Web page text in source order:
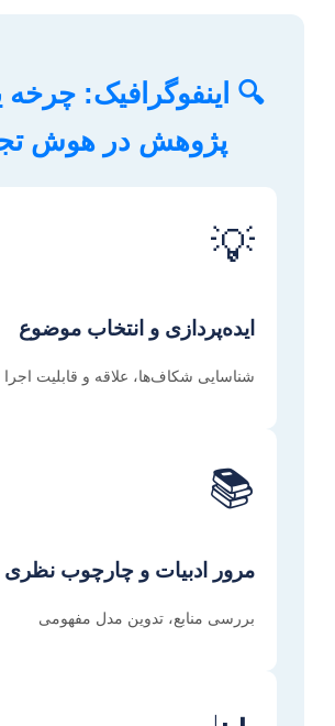
🔍 اینفوگرافیک: چرخه
پژوهش در هوش
💡
ایده‌پردازی و انتخاب موضوع
شناسایی شکاف‌ها، علاقه و قابلیت اجرا
📚
مرور ادبیات و چارچوب نظری
بررسی منابع، تدوین مدل مفهومی